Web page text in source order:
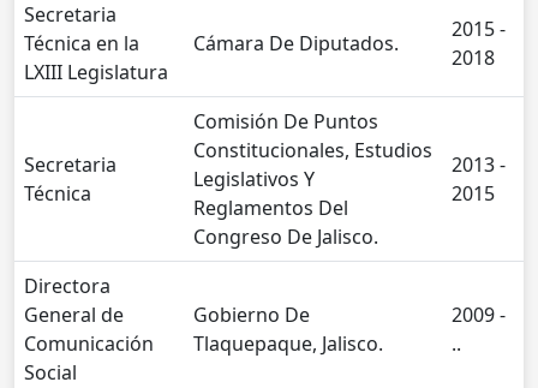
Secretaria
Técnica en la
LXIII Legislatura
Cámara De Diputados.
2015 -
2018
Secretaria
Técnica
Comisión De Puntos
Constitucionales, Estudios
Legislativos Y
Reglamentos Del
Congreso De Jalisco.
2013 -
2015
Directora
General de
Comunicación
Social
Gobierno De
Tlaquepaque, Jalisco.
2009 -
..